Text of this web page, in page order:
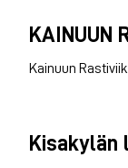
KAINUUN
Kainuun
Kisakylän